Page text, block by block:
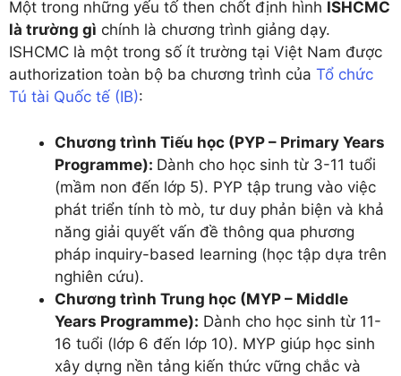
Một trong những yếu tố then chốt định hình ISHCMC
là trường gì chính là chương trình giảng dạy.
ISHCMC là một trong số ít trường tại Việt Nam được
authorization toàn bộ ba chương trình của Tổ chức
Tú tài Quốc tế (IB):
Chương trình Tiếu học (PYP – Primary Years
Programme): Dành cho học sinh từ 3-11 tuổi
(mầm non đến lớp 5). PYP tập trung vào việc
phát triển tính tò mò, tư duy phản biện và khả
năng giải quyết vấn đề thông qua phương
pháp inquiry-based learning (học tập dựa trên
nghiên cứu).
Chương trình Trung học (MYP – Middle
Years Programme): Dành cho học sinh từ 11-
16 tuổi (lớp 6 đến lớp 10). MYP giúp học sinh
xây dựng nền tảng kiến thức vững chắc và